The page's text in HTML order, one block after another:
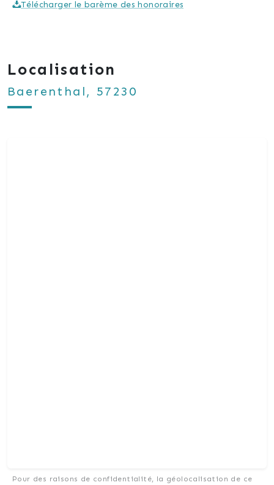
Télécharger le barème des honoraires
Localisation
Baerenthal, 57230
Pour des raisons de confidentialité, la géolocalisation de ce